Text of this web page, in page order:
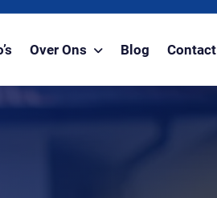
Over Ons Blog Contact